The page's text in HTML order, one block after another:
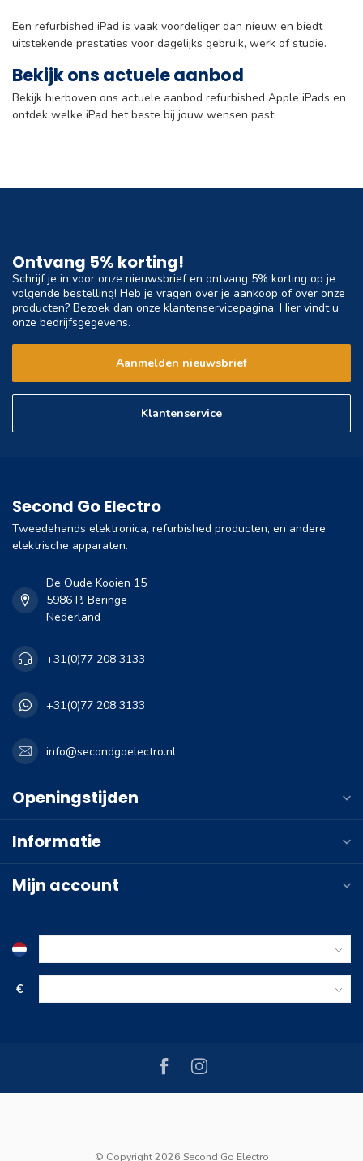
Een refurbished iPad is vaak voordeliger dan nieuw en biedt
uitstekende prestaties voor dagelijks gebruik, werk of studie.
Bekijk ons actuele aanbod
Bekijk hierboven ons actuele aanbod refurbished Apple iPads en
ontdek welke iPad het beste bij jouw wensen past.
Ontvang 5% korting!
Schrijf je in voor onze nieuwsbrief en ontvang 5% korting op je
volgende bestelling! Heb je vragen over je aankoop of over onze
producten? Bezoek dan onze klantenservicepagina. Hier vindt u
onze bedrijfsgegevens.
Aanmelden nieuwsbrief
Klantenservice
Second Go Electro
Tweedehands elektronica, refurbished producten, en andere
elektrische apparaten.
De Oude Kooien 15
5986 PJ Beringe
Nederland
+31(0)77 208 3133
+31(0)77 208 3133
info@secondgoelectro.nl
Openingstijden
Informatie
Mijn account
€
© Copyright 2026 Second Go Electro